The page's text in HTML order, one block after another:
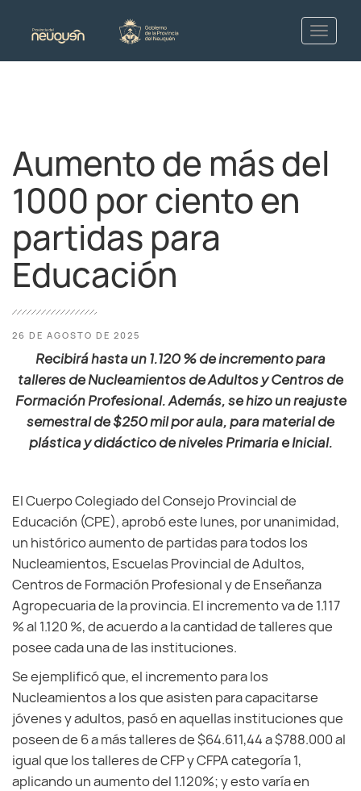
Aumento de más del
1000 por ciento en
partidas para
Educación
26 DE AGOSTO DE 2025
Recibirá hasta un 1.120 % de incremento para
talleres de Nucleamientos de Adultos y Centros de
Formación Profesional. Además, se hizo un reajuste
semestral de $250 mil por aula, para material de
plástica y didáctico de niveles Primaria e Inicial.
El Cuerpo Colegiado del Consejo Provincial de
Educación (CPE), aprobó este lunes, por unanimidad,
un histórico aumento de partidas para todos los
Nucleamientos, Escuelas Provincial de Adultos,
Centros de Formación Profesional y de Enseñanza
Agropecuaria de la provincia. El incremento va de 1.117
% al 1.120 %, de acuerdo a la cantidad de talleres que
posee cada una de las instituciones.
Se ejemplificó que, el incremento para los
Nucleamientos a los que asisten para capacitarse
jóvenes y adultos, pasó en aquellas instituciones que
poseen de 6 a más talleres de $64.611,44 a $788.000 al
igual que los talleres de CFP y CFPA categoría 1,
aplicando un aumento del 1.120%; y esto varía en